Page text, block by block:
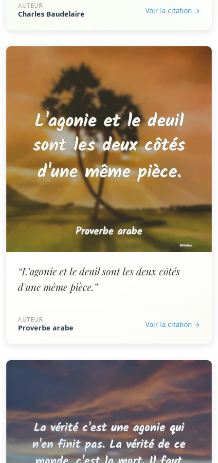
AUTEUR
Charles Baudelaire Voir la citation →
“L'agonie et le deuil sont les deux côtés
d'une même pièce.”
AUTEUR
Proverbe arabe Voir la citation →